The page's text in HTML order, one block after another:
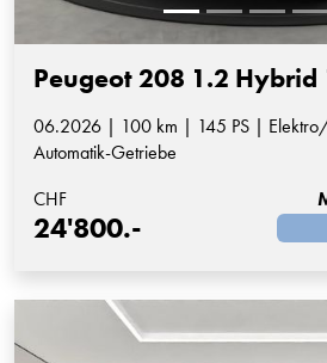
Peugeot 208 1.2 Hybrid
06.2026 | 100 km | 145 PS |
Automatik-Getriebe
CHF
24'800.-